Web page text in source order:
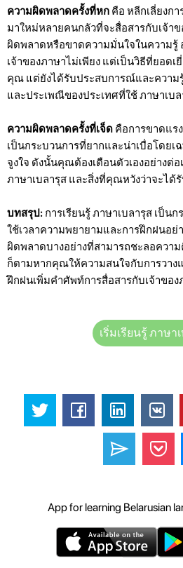
ความผิดพลาดครั้งที่หก คือ หลีกเลี่ยงก
มาใหม่หลายคนกลัวที่จะสื่อสารกับเจ้าข
ผิดพลาดหรือขาดความมั่นใจในความรู้
เจ้าของภาษาไม่เพียง แต่เป็นวิธีที่ยอด
คุณ แต่ยังได้รับประสบการณ์และความ
และประเพณีของประเทศที่ใช้ ภาษาเบล
ความผิดพลาดครั้งที่เจ็ด คือการขาดแร
เป็นกระบวนการที่ยากและน่าเบื่อโดย
จูงใจ ดังนั้นคุณต้องเตือนตัวเองอย่างต่
ภาษาเบลารุส และสิ่งที่คุณหวังว่าจะไ
บทสรุป: การเรียนรู้ ภาษาเบลารุส เป็น
ใช้เวลาความพยายามและการฝึกฝนอย่
ผิดพลาดบางอย่างที่สามารถชะลอควา
ก็ตามหากคุณให้ความสนใจกับการวาง
ฝึกฝนเพิ่มคำศัพท์การสื่อสารกับเจ้าของ
เริ่มเรียนรู้ ภาษา
App for learning Belarusian